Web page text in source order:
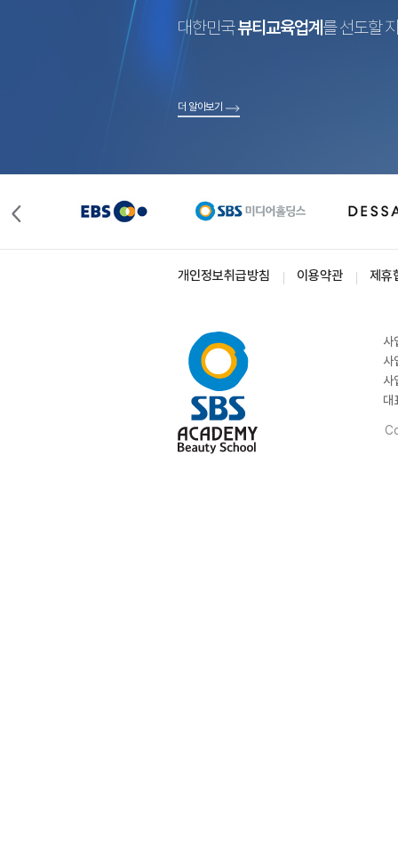
대한민국뷰티교육업계 를 선도할
더 알아보기
개인정보취급방침 이용약관 제휴
사
사
사
대